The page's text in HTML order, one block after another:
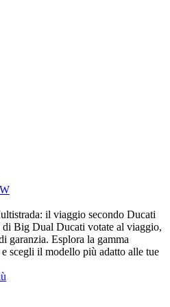
il viaggio secondo Ducati
Big Dual Ducati votate al viaggio,
garanzia. Esplora la gamma
scegli il modello più adatto alle tue